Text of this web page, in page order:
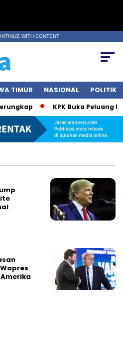
WITH CONTENT
TIMUR NASIONAL POLITIK
KPK Buka Peluang